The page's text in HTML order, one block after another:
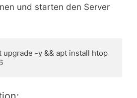
und starten den Server
upgrade -y && apt install htop